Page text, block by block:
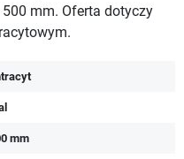
500 mm. Oferta dotyczy
mm